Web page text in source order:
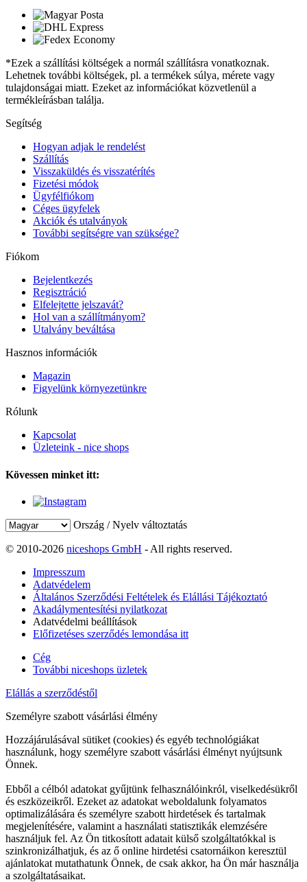
*Ezek a szállítási költségek a normál szállításra vonatkoznak.
Lehetnek további költségek, pl. a termékek súlya, mérete vagy
tulajdonságai miatt. Ezeket az információkat közvetlenül a
termékleírásban találja.
Segítség
Hogyan adjak le rendelést
Szállítás
Visszaküldés és visszatérítés
Fizetési módok
Ügyfélfiókom
Céges ügyfelek
Akciók és utalványok
További segítségre van szüksége?
Fiókom
Bejelentkezés
Regisztráció
Elfelejtette jelszavát?
Hol van a szállítmányom?
Utalvány beváltása
Hasznos információk
Magazin
Figyelünk környezetünkre
Rólunk
Kapcsolat
Üzleteink - nice shops
Kövessen minket itt:
Ország / Nyelv változtatás
© 2010-2026 niceshops GmbH - All rights reserved.
Impresszum
Adatvédelem
Általános Szerződési Feltételek és Elállási Tájékoztató
Akadálymentesítési nyilatkozat
Adatvédelmi beállítások
Előfizetéses szerződés lemondása itt
Cég
További niceshops üzletek
Elállás a szerződéstől
Személyre szabott vásárlási élmény
Hozzájárulásával sütiket (cookies) és egyéb technológiákat
használunk, hogy személyre szabott vásárlási élményt nyújtsunk
Önnek.
Ebből a célból adatokat gyűjtünk felhasználóinkról, viselkedésükről
és eszközeikről. Ezeket az adatokat weboldalunk folyamatos
optimalizálására és személyre szabott hirdetések és tartalmak
megjelenítésére, valamint a használati statisztikák elemzésére
használjuk fel. Az Ön titkosított adatait külső szolgáltatókkal is
szinkronizálhatjuk, és az ő online hirdetési csatornáikon keresztül
ajánlatokat mutathatunk Önnek, de csak akkor, ha Ön már használja
a szolgáltatásaikat.